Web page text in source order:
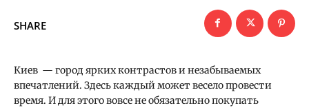
SHARE
Киев — город ярких контрастов и незабываемых
впечатлений. Здесь каждый может весело провести
время. И для этого вовсе не обязательно покупать